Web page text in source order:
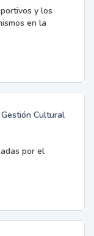
y los
en la
Cultural
por el